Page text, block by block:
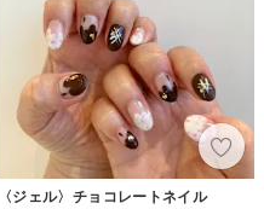
〈ジェル〉チョコレートネイル